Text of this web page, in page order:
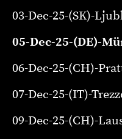
03-Dec-25-(SK)-
05-Dec-25-(DE)-
06-Dec-25-(CH)-
07-Dec-25-(IT)-
09-Dec-25-(CH)-